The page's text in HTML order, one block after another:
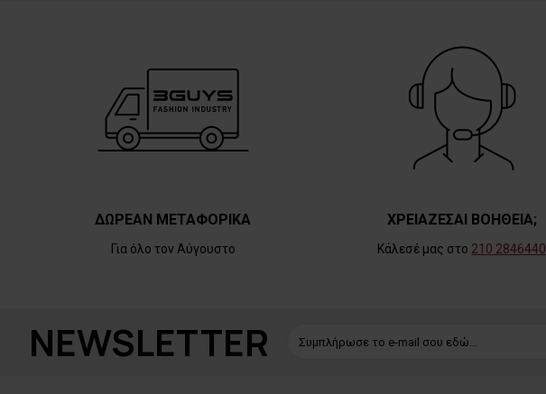
ΔΩΡΕΑΝ ΜΕΤΑΦΟΡΙΚΑ
Για όλο τον Αύγουστο
ΧΡΕΙΑΖΕΣΑΙ ΒΟΗΘΕΙΑ;
Κάλεσέ μας στο 210 2846440
NEWSLETTER